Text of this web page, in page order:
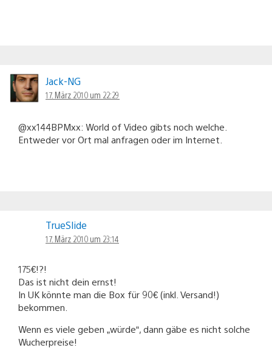
Jack-NG
17. März 2010 um 22:29
@xx144BPMxx: World of Video gibts noch welche.
Entweder vor Ort mal anfragen oder im Internet.
TrueSlide
17. März 2010 um 23:14
175€!?!
Das ist nicht dein ernst!
In UK könnte man die Box für 90€ (inkl. Versand!)
bekommen.
Wenn es viele geben „würde“, dann gäbe es nicht solche
Wucherpreise!